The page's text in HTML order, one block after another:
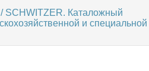
SCHWITZER. Каталожный
и специальной